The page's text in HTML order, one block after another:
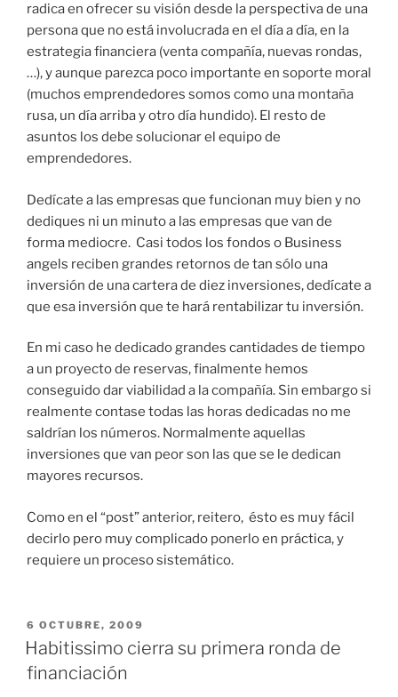
radica en ofrecer su visión desde la perspectiva de una
persona que no está involucrada en el día a día, en la
estrategia financiera (venta compañía, nuevas rondas,
…), y aunque parezca poco importante en soporte moral
(muchos emprendedores somos como una montaña
rusa, un día arriba y otro día hundido). El resto de
asuntos los debe solucionar el equipo de
emprendedores.
Dedícate a las empresas que funcionan muy bien y no
dediques ni un minuto a las empresas que van de
forma mediocre. Casi todos los fondos o Business
angels reciben grandes retornos de tan sólo una
inversión de una cartera de diez inversiones, dedícate a
que esa inversión que te hará rentabilizar tu inversión.
En mi caso he dedicado grandes cantidades de tiempo
a un proyecto de reservas, finalmente hemos
conseguido dar viabilidad a la compañía. Sin embargo si
realmente contase todas las horas dedicadas no me
saldrían los números. Normalmente aquellas
inversiones que van peor son las que se le dedican
mayores recursos.
Como en el “post” anterior, reitero, ésto es muy fácil
decirlo pero muy complicado ponerlo en práctica, y
requiere un proceso sistemático.
PUBLICADO
EL
6 OCTUBRE, 2009
Habitissimo cierra su primera ronda de
financiación